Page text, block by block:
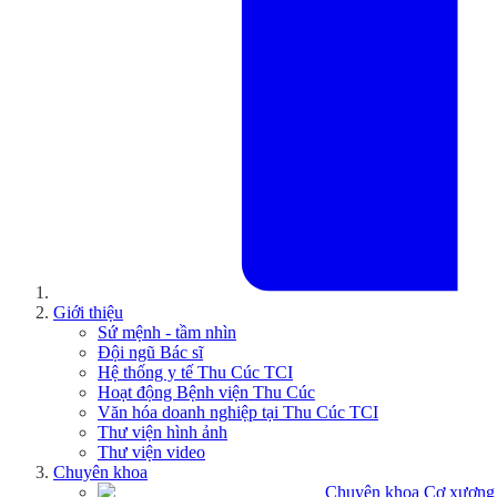
Giới thiệu
Sứ mệnh - tầm nhìn
Đội ngũ Bác sĩ
Hệ thống y tế Thu Cúc TCI
Hoạt động Bệnh viện Thu Cúc
Văn hóa doanh nghiệp tại Thu Cúc TCI
Thư viện hình ảnh
Thư viện video
Chuyên khoa
Chuyên khoa Cơ